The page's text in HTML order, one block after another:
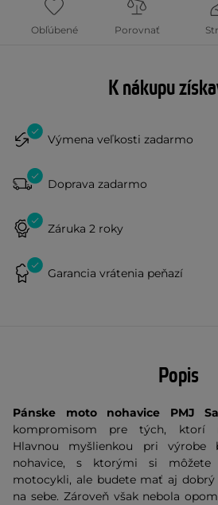
Obľúbené Porovnať
K nákupu
Výmena veľkosti zadarmo
Doprava zadarmo
Záruka 2 roky
Garancia vrátenia peňazí
Popis
Pánske moto nohavice PMJ
kompromisom pre tých, ktorí
Hlavnou myšlienkou pri výrobe
nohavice, s ktorými si môžete
motocykli, ale budete mať aj
na sebe. Zároveň však nebola